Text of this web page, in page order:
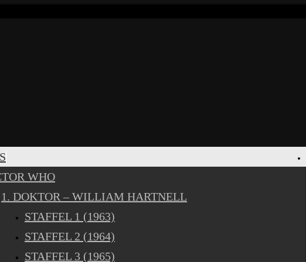
WHO
1. DOKTOR – WILLIAM HARTNELL
STAFFEL 1 (1963)
STAFFEL 2 (1964)
STAFFEL 3 (1965)